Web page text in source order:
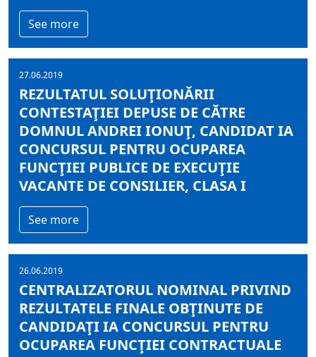
See more
27.06.2019
REZULTATUL SOLUŢIONĂRII
CONTESTAŢIEI DEPUSE DE CĂTRE
DOMNUL ANDREI IONUŢ, CANDIDAT IA
CONCURSUL PENTRU OCUPAREA
FUNCŢIEI PUBLICE DE EXECUŢIE
VACANTE DE CONSILIER, CLASA I
See more
26.06.2019
CENTRALIZATORUL NOMINAL PRIVIND
REZULTATELE FINALE OBŢINUTE DE
CANDIDAŢI IA CONCURSUL PENTRU
OCUPAREA FUNCŢIEI CONTRACTUALE